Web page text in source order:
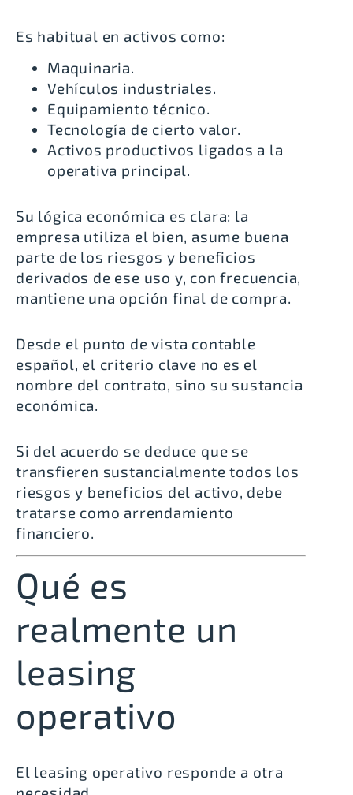
Es habitual en activos como:
Maquinaria.
Vehículos industriales.
Equipamiento técnico.
Tecnología de cierto valor.
Activos productivos ligados a la
operativa principal.
Su lógica económica es clara: la
empresa utiliza el bien, asume buena
parte de los riesgos y beneficios
derivados de ese uso y, con frecuencia,
mantiene una opción final de compra.
Desde el punto de vista contable
español, el criterio clave no es el
nombre del contrato, sino su sustancia
económica.
Si del acuerdo se deduce que se
transfieren sustancialmente todos los
riesgos y beneficios del activo, debe
tratarse como arrendamiento
financiero.
Qué es
realmente un
leasing
operativo
El leasing operativo responde a otra